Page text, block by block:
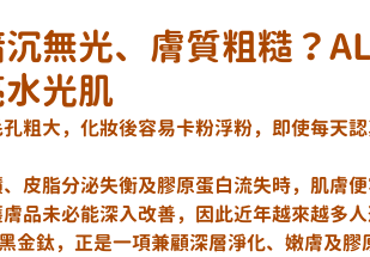
無光、膚質粗糙？
光肌
粗大，化妝後容易卡粉浮粉，即使每天
皮脂分泌失衡及膠原蛋白流失時，肌膚
品未必能深入改善，因此近年越來越多
金鈦，正是一項兼顧深層淨化、嫩膚及膠